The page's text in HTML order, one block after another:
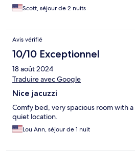
Scott, séjour de 2 nuits
Avis vérifié
10/10 Exceptionnel
18 août 2024
Traduire avec Google
Nice jacuzzi
Comfy bed, very spacious room with a
quiet location.
Lou Ann, séjour de 1 nuit